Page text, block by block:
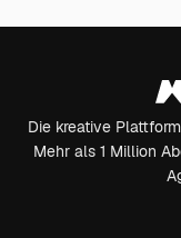
Die kreative
Mehr als 1 Million